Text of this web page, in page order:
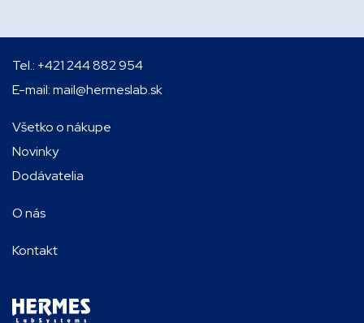
Tel.: +421 244 882 954
E-mail:mail@hermeslab.sk
Všetko o nákupe
Novinky
Dodávatelia
O nás
Kontakt